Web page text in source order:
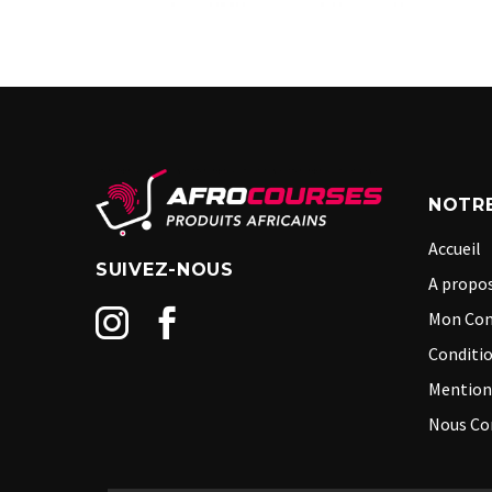
SUIVEZ-NOUS
Accueil
A
Mon
Nous